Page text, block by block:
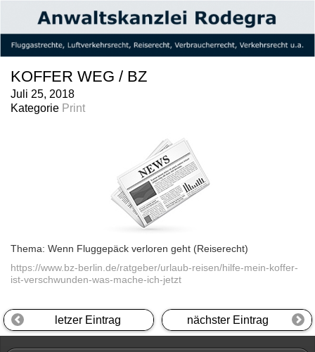
KOFFER WEG / BZ
Juli 25, 2018
Kategorie Print
Thema: Wenn Fluggepäck verloren geht (Reiserecht)
https://www.bz-berlin.de/ratgeber/urlaub-reisen/hilfe-mein-koffer-
ist-verschwunden-was-mache-ich-jetzt
letzer Eintrag nächster Eintrag